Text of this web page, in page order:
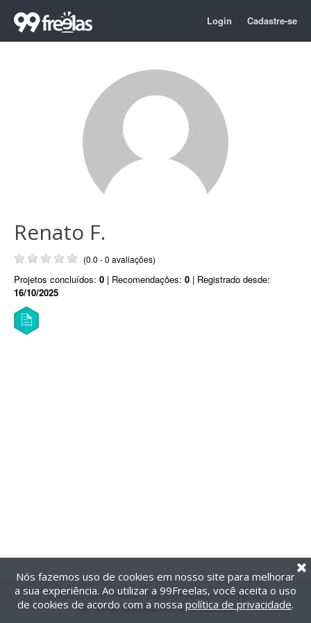
Login Cadastre-se
Renato F.
(0.0 - 0 avaliações)
Projetos concluídos: 0 | Recomendações: 0 | Registrado desde:
16/10/2025
@2014-2026 99Freelas. Todos os direitos reservados.
Termos de uso| Política de privacidade
Nós fazemos uso de cookies em nosso site para melhorar
a sua experiência. Ao utilizar a 99Freelas, você aceita o uso
de cookies de acordo com a nossa política de privacidade.